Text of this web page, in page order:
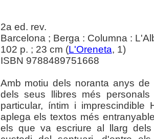
2a ed. rev.
Barcelona ; Berga : Columna :
102 p. ; 23 cm (L'Oreneta, 1)
ISBN 9788489751668
Amb motiu dels noranta anys
dels seus llibres més
particular, íntim i imprescindible
aplega els textos més
els que va escriure al llarg